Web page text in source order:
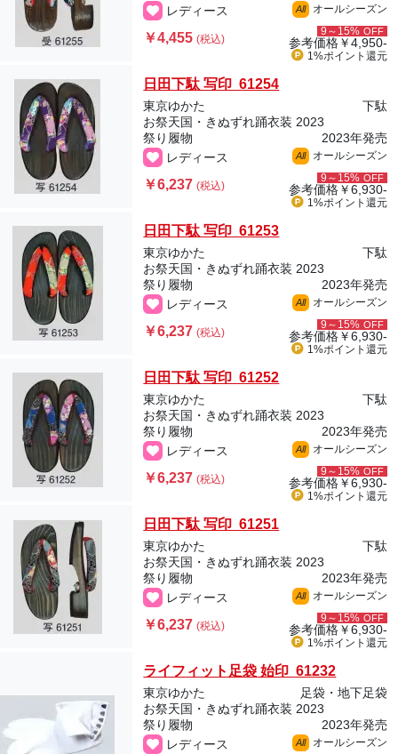
レディース
All オールシーズン
￥4,455(税込)
9～15% OFF
参考価格￥4,950-
1%ポイント 還元
日田下駄 写印 61254
東京ゆかた
下駄
お祭天国・きぬずれ踊衣装 2023
祭り履物
2023年発売
レディース
All オールシーズン
￥6,237(税込)
9～15% OFF
参考価格￥6,930-
1%ポイント 還元
日田下駄 写印 61253
東京ゆかた
下駄
お祭天国・きぬずれ踊衣装 2023
祭り履物
2023年発売
レディース
All オールシーズン
￥6,237(税込)
9～15% OFF
参考価格￥6,930-
1%ポイント 還元
日田下駄 写印 61252
東京ゆかた
下駄
お祭天国・きぬずれ踊衣装 2023
祭り履物
2023年発売
レディース
All オールシーズン
￥6,237(税込)
9～15% OFF
参考価格￥6,930-
1%ポイント 還元
日田下駄 写印 61251
東京ゆかた
下駄
お祭天国・きぬずれ踊衣装 2023
祭り履物
2023年発売
レディース
All オールシーズン
￥6,237(税込)
9～15% OFF
参考価格￥6,930-
1%ポイント 還元
ライフィット足袋 始印 61232
東京ゆかた
足袋・地下足袋
お祭天国・きぬずれ踊衣装 2023
祭り履物
2023年発売
レディース
All オールシーズン